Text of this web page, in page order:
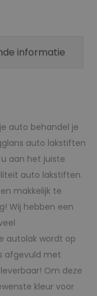
informatie
auto behandel je
auto lakstiften
u aan het juiste
auto lakstiften.
makkelijk te
Wij hebben een
autolak wordt op
afgevuld met
Om deze
kleur voor